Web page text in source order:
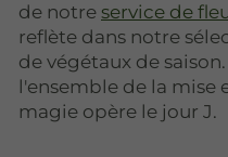
de notre service de
reflète dans notre
de végétaux de
l'ensemble de la mise
magie opère le jour J.